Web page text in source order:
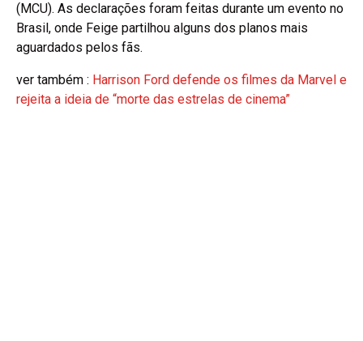
(MCU). As declarações foram feitas durante um evento no
Brasil, onde Feige partilhou alguns dos planos mais
aguardados pelos fãs.
ver também : Harrison Ford defende os filmes da Marvel e
rejeita a ideia de “morte das estrelas de cinema”